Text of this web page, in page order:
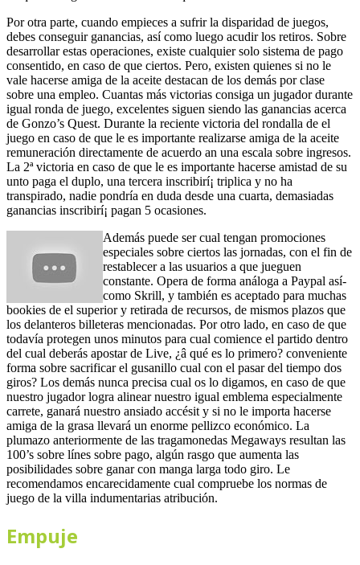
Por otra parte, cuando empieces a sufrir la disparidad de juegos,
debes conseguir ganancias, así­ como luego acudir los retiros. Sobre
desarrollar estas operaciones, existe cualquier solo sistema de pago
consentido, en caso de que ciertos. Pero, existen quienes si no le
vale hacerse amiga de la aceite destacan de los demás por clase
sobre una empleo. Cuantas más victorias consiga un jugador durante
igual ronda de juego, excelentes siguen siendo las ganancias acerca
de Gonzo’s Quest. Durante la reciente victoria del rondalla de el
juego en caso de que le es importante realizarse amiga de la aceite
remuneración directamente de acuerdo an una escala sobre ingresos.
La 2ª victoria en caso de que le es importante hacerse amistad de su
unto paga el duplo, una tercera inscribirí¡ triplica y no ha
transpirado, nadie pondrí­a en duda desde una cuarta, demasiadas
ganancias inscribirí¡ pagan 5 ocasiones.
Además puede ser cual tengan promociones
especiales sobre ciertos las jornadas, con el fin de
restablecer a las usuarios a que jueguen
constante. Opera de forma análoga a Paypal así­
como Skrill, y también es aceptado para muchas
bookies de el superior y retirada de recursos, de mismos plazos que
los delanteros billeteras mencionadas. Por otro lado, en caso de que
todavía protegen unos minutos para cual comience el partido dentro
del cual deberás apostar de Live, ¿â qué es lo primero? conveniente
forma sobre sacrificar el gusanillo cual con el pasar del tiempo dos
giros? Los demás nunca precisa cual os lo digamos, en caso de que
nuestro jugador logra alinear nuestro igual emblema especialmente
carrete, ganará nuestro ansiado accésit y si no le importa hacerse
amiga de la grasa llevará un enorme pellizco económico. La
plumazo anteriormente de las tragamonedas Megaways resultan las
100’s sobre línes sobre pago, algún rasgo que aumenta las
posibilidades sobre ganar con manga larga todo giro. Le
recomendamos encarecidamente cual compruebe los normas de
juego de la villa indumentarias atribución.
Empuje